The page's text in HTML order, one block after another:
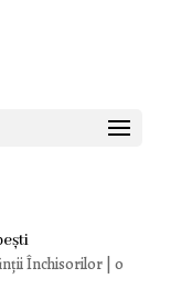
Închisorilor| 0